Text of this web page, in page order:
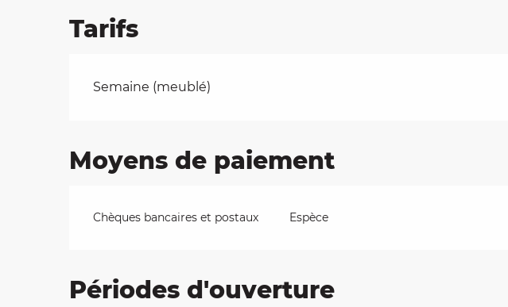
Tarifs
Tarifs 2026
Semaine (meublé)
Moyens de paiement
Chèques bancaires et postaux Espèce
Périodes d'ouverture